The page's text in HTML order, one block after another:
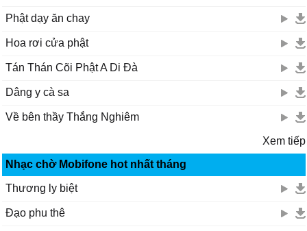
Phật dạy ăn chay
Hoa rơi cửa phật
Tán Thán Cõi Phật A Di Đà
Dâng y cà sa
Về bên thầy Thắng Nghiêm
Xem tiếp
Nhạc chờ Mobifone hot nhất tháng
Thương ly biệt
Đạo phu thê